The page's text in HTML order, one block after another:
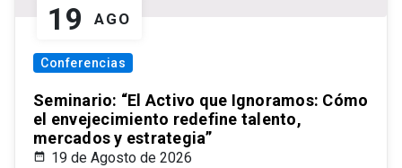
19 AGO
Conferencias
Seminario: “El Activo que Ignoramos: Cómo
el envejecimiento redefine talento,
mercados y estrategia”
19 de Agosto de 2026